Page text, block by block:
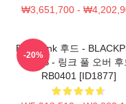
₩3,651,700 -
Blackpink 후드 -
FANS - 링크 풀 오버 후
RB0401 [ID1877]
-20%